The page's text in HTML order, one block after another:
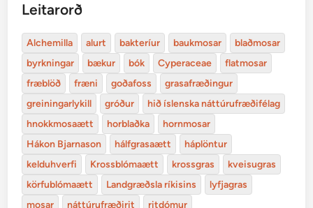
Leitarorð
Alchemilla alurt bakteríur baukmosar
blaðmosar
byrkningar
bækur bók Cyperaceae
flatmosar
fræblöð
fræni goðafoss
grasafræðingur
greiningarlykill
gróður
hið íslenska náttúrufræðifélag
hnokkmosaætt
horblaðka
hornmosar
Hákon Bjarnason
hálfgrasaætt
háplöntur
kelduhverfi
Krossblómaætt krossgras
kveisugras
körfublómaætt
Landgræðsla ríkisins
lyfjagras
mosar
náttúrufræðirit ritdómur